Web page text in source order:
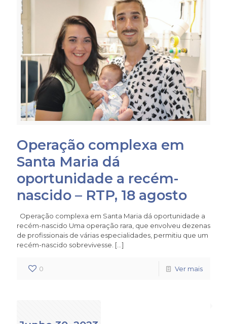
Operação complexa em
Santa Maria dá
oportunidade a recém-
nascido – RTP, 18 agosto
Operação complexa em Santa Maria dá oportunidade a
recém-nascido Uma operação rara, que envolveu dezenas
de profissionais de várias especialidades, permitiu que um
recém-nascido sobrevivesse. […]
0 Ver mais